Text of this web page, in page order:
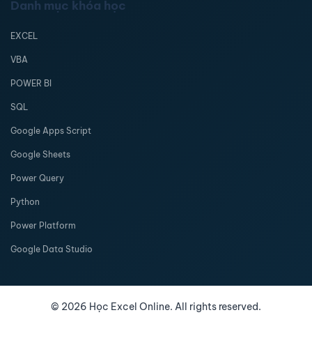
Danh mục khóa học
EXCEL
VBA
POWER BI
SQL
Google Apps Script
Google Sheets
Power Query
Python
Power Platform
Google Data Studio
© 2026 Học Excel Online. All rights reserved.